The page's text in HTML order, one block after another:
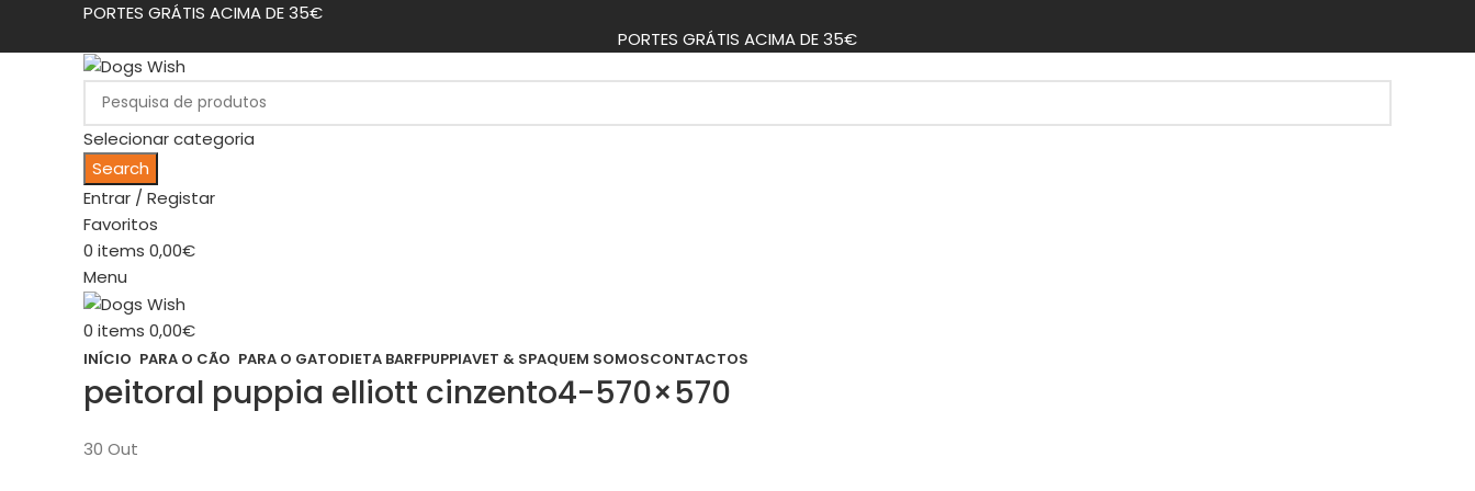
PORTES GRÁTIS ACIMA DE 35€
PORTES GRÁTIS ACIMA DE 35€
Selecionar categoria
Search
Entrar / Registar
Favoritos
0 items 0,00€
Menu
0 items 0,00€
INÍCIO PARA O CÃO PARA O GATODIETA BARFPUPPIAVET & SPAQUEM SOMOSCONTACTOS
peitoral puppia elliott cinzento4-570×570
30 Out